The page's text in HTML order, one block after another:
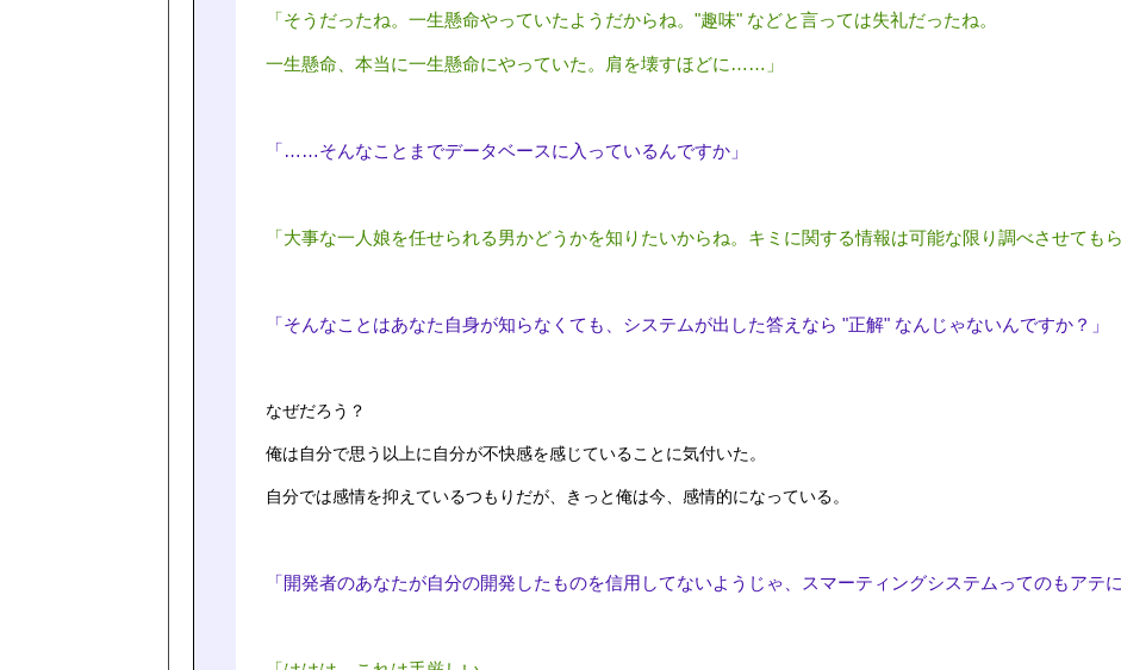
「そうだったね。一生懸命やっていたようだからね。"趣味" などと言っては失礼だったね。
一生懸命、本当に一生懸命にやっていた。肩を壊すほどに……」
「……そんなことまでデータベースに入っているんですか」
「大事な一人娘を任せられる男かどうかを知りたいからね。キミに関する情報は可能な限り調べさせてもら
「そんなことはあなた自身が知らなくても、システムが出した答えなら "正解" なんじゃないんですか？」
なぜだろう？
俺は自分で思う以上に自分が不快感を感じていることに気付いた。
自分では感情を抑えているつもりだが、きっと俺は今、感情的になっている。
「開発者のあなたが自分の開発したものを信用してないようじゃ、スマーティングシステムってのもアテ